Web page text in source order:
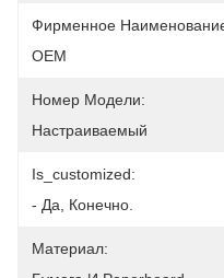
Фирменное
OEM
Номер Модели:
Настраиваемый
Is_customized:
- Да, Конечно.
Материал: